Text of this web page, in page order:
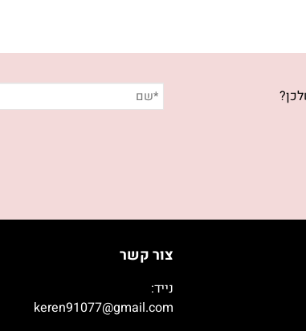
צור קשר
נייד:
keren91077@gmail.com